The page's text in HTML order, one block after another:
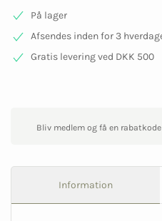
På lager
Afsendes inden for 3
Gratis levering ved DKK 500
Bliv medlem og få en
Information